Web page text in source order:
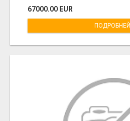
67000.00 EUR
ПОДРОБНЕЙ